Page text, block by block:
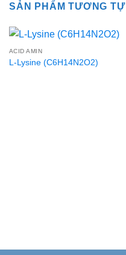
SẢN PHẨM TƯƠNG TỰ
ACID AMIN
L-Lysine (C6H14N2O2)